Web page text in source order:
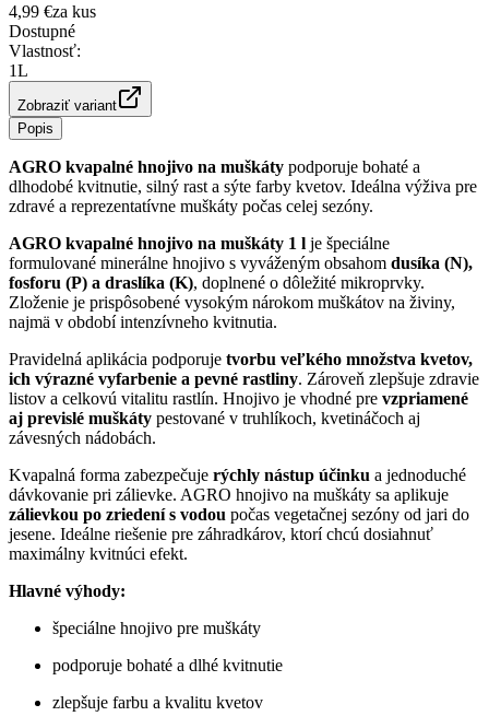
4,99 €za kus
Dostupné
Vlastnosť:
1L
Zobraziť variant
Popis
AGRO kvapalné hnojivo na muškáty podporuje bohaté a
dlhodobé kvitnutie, silný rast a sýte farby kvetov. Ideálna výživa pre
zdravé a reprezentatívne muškáty počas celej sezóny.
AGRO kvapalné hnojivo na muškáty 1 l je špeciálne
formulované minerálne hnojivo s vyváženým obsahom dusíka (N),
fosforu (P) a draslíka (K), doplnené o dôležité mikroprvky.
Zloženie je prispôsobené vysokým nárokom muškátov na živiny,
najmä v období intenzívneho kvitnutia.
Pravidelná aplikácia podporuje tvorbu veľkého množstva kvetov,
ich výrazné vyfarbenie a pevné rastliny. Zároveň zlepšuje zdravie
listov a celkovú vitalitu rastlín. Hnojivo je vhodné pre vzpriamené
aj previslé muškáty pestované v truhlíkoch, kvetináčoch aj
závesných nádobách.
Kvapalná forma zabezpečuje rýchly nástup účinku a jednoduché
dávkovanie pri zálievke. AGRO hnojivo na muškáty sa aplikuje
zálievkou po zriedení s vodou počas vegetačnej sezóny od jari do
jesene. Ideálne riešenie pre záhradkárov, ktorí chcú dosiahnuť
maximálny kvitnúci efekt.
Hlavné výhody:
špeciálne hnojivo pre muškáty
podporuje bohaté a dlhé kvitnutie
zlepšuje farbu a kvalitu kvetov